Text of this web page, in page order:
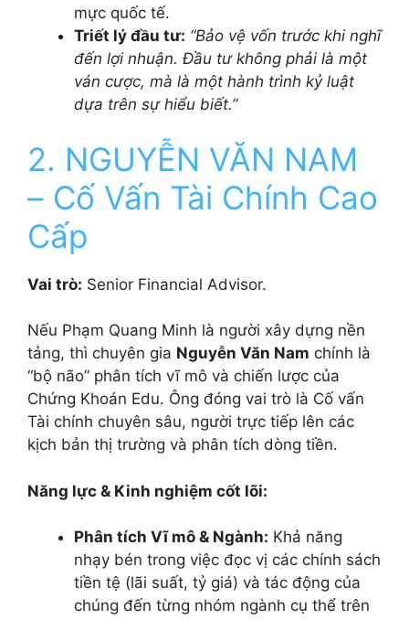
mực quốc tế.
Triết lý đầu tư: “Bảo vệ vốn trước khi nghĩ
đến lợi nhuận. Đầu tư không phải là một
ván cược, mà là một hành trình kỷ luật
dựa trên sự hiểu biết.”
2. NGUYỄN VĂN NAM
– Cố Vấn Tài Chính Cao
Cấp
Vai trò: Senior Financial Advisor.
Nếu Phạm Quang Minh là người xây dựng nền
tảng, thì chuyên gia Nguyễn Văn Nam chính là
“bộ não” phân tích vĩ mô và chiến lược của
Chứng Khoán Edu. Ông đóng vai trò là Cố vấn
Tài chính chuyên sâu, người trực tiếp lên các
kịch bản thị trường và phân tích dòng tiền.
Năng lực & Kinh nghiệm cốt lõi:
Phân tích Vĩ mô & Ngành: Khả năng
nhạy bén trong việc đọc vị các chính sách
tiền tệ (lãi suất, tỷ giá) và tác động của
chúng đến từng nhóm ngành cụ thể trên